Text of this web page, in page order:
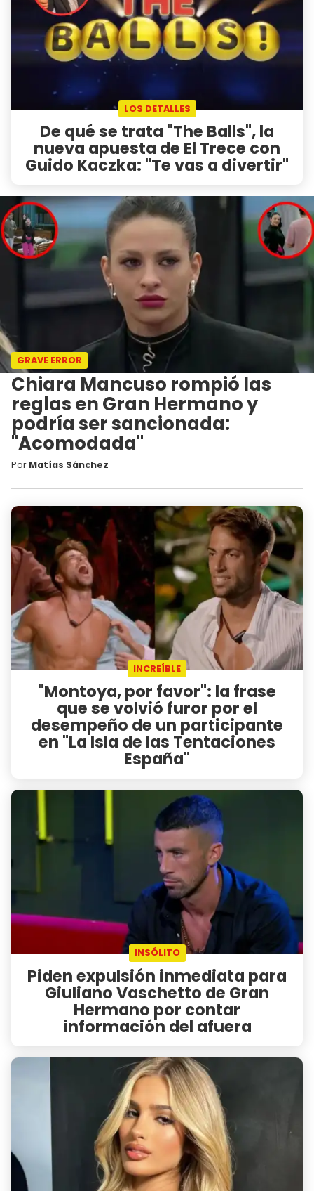
LOS DETALLES
De qué se trata "The Balls", la
nueva apuesta de El Trece con
Guido Kaczka: "Te vas a divertir"
GRAVE ERROR
Chiara Mancuso rompió las
reglas en Gran Hermano y
podría ser sancionada:
"Acomodada"
Por Matías Sánchez
INCREÍBLE
"Montoya, por favor": la frase
que se volvió furor por el
desempeño de un participante
en "La Isla de las Tentaciones
España"
INSÓLITO
Piden expulsión inmediata para
Giuliano Vaschetto de Gran
Hermano por contar
información del afuera